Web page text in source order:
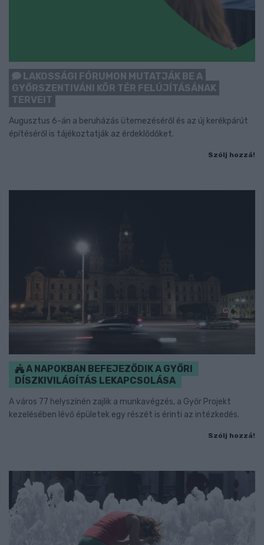
LAKOSSÁGI FÓRUMON MUTATJÁK BE A
GYŐRSZENTIVÁNI KÖR TÉR FELÚJÍTÁSÁNAK
TERVEIT
Augusztus 6-án a beruházás ütemezéséről és az új kerékpárút
építéséről is tájékoztatják az érdeklődőket.
Szólj hozzá!
A NAPOKBAN BEFEJEZŐDIK A GYŐRI
DÍSZKIVILÁGÍTÁS LEKAPCSOLÁSA
A város 77 helyszínén zajlik a munkavégzés, a Győr Projekt
kezelésében lévő épületek egy részét is érinti az intézkedés.
Szólj hozzá!